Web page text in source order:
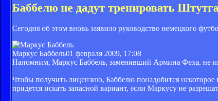
Баббелю не дадут тренировать
Сегодня об этом вновь заявило руководство немецкого
Маркус Баббель01 февраля 2009, 17:08
Напомним, Маркус Баббель, заменивший Армина Феха, не
Чтобы получить лицензию, Баббелю понадобится
придется искать запасной вариант, если Маркусу не